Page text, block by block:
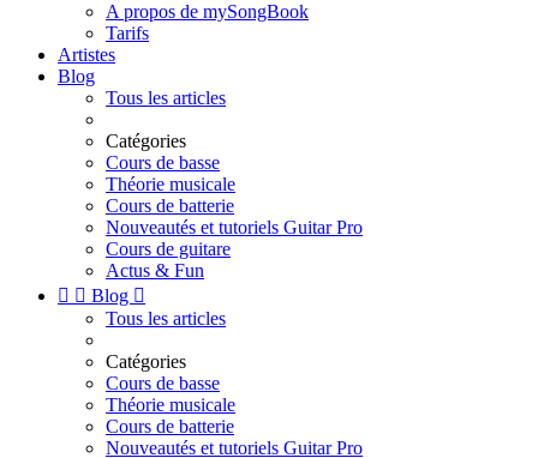
A propos de mySongBook
Tarifs
Artistes
Blog
Tous les articles
Catégories
Cours de basse
Théorie musicale
Cours de batterie
Nouveautés et tutoriels Guitar Pro
Cours de guitare
Actus & Fun
  Blog 
Tous les articles
Catégories
Cours de basse
Théorie musicale
Cours de batterie
Nouveautés et tutoriels Guitar Pro